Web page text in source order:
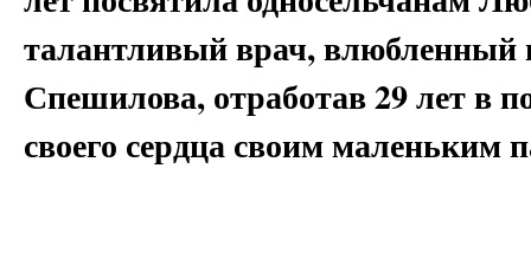
талантливый врач, влюбленный
Спешилова, отработав 29 лет в
своего сердца своим маленьким